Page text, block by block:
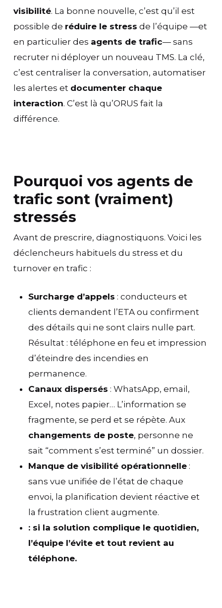
visibilité. La bonne nouvelle, c’est qu’il est
possible de réduire le stress de l’équipe —et
en particulier des agents de trafic— sans
recruter ni déployer un nouveau TMS. La clé,
c’est centraliser la conversation, automatiser
les alertes et documenter chaque
interaction. C’est là qu’ORUS fait la
différence.
Pourquoi vos agents de
trafic sont (vraiment)
stressés
Avant de prescrire, diagnostiquons. Voici les
déclencheurs habituels du stress et du
turnover en trafic :
Surcharge d’appels : conducteurs et
clients demandent l’ETA ou confirment
des détails qui ne sont clairs nulle part.
Résultat : téléphone en feu et impression
d’éteindre des incendies en
permanence.
Canaux dispersés : WhatsApp, email,
Excel, notes papier… L’information se
fragmente, se perd et se répète. Aux
changements de poste, personne ne
sait “comment s’est terminé” un dossier.
Manque de visibilité opérationnelle:
sans vue unifiée de l’état de chaque
envoi, la planification devient réactive et
la frustration client augmente.
: si la solution complique le quotidien,
l’équipe l’évite et tout revient au
téléphone.